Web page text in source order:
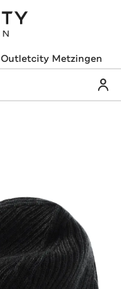
Outletcity Metzingen